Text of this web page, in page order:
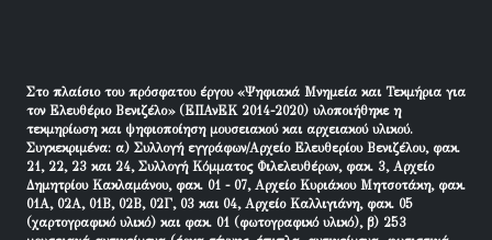
Στο πλαίσιο του πρόσφατου έργου «Ψηφιακά Μνημεία και Τεκμήρια για
τον Ελευθέριο Βενιζέλο» (ΕΠΑνΕΚ 2014-2020) υλοποιήθηκε η
τεκμηρίωση και ψηφιοποίηση μουσειακού και αρχειακού υλικού.
Συγκεκριμένα: α) Συλλογή εγγράφων/Αρχείο Ελευθερίου Βενιζέλου, φακ.
21, 22, 23 και 24, Συλλογή Κόμματος Φιλελευθέρων, φακ. 3, Αρχείο
Δημητρίου Κακλαμάνου, φακ. 01 - 07, Αρχείο Κυριάκου Μητσοτάκη, φακ.
01Α, 02Α, 01Β, 02Β, 02Γ, 03 και 04, Αρχείο Καλλιγιάνη, φακ. 05
(χαρτογραφικό υλικό) και φακ. 01 (φωτογραφικό υλικό), β) 253